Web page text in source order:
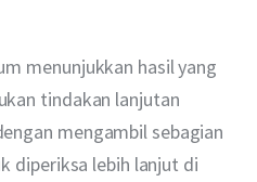
menunjukkan hasil yang
tindakan lanjutan
mengambil sebagian
diperiksa lebih lanjut di